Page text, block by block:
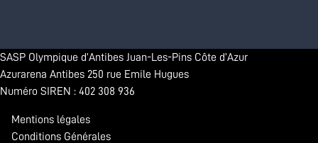
SASP Olympique d’Antibes Juan-Les-Pins Côte d’Azur
Azurarena Antibes 250 rue Emile Hugues
Numéro SIREN : 402 308 936
Mentions légales
Conditions Générales